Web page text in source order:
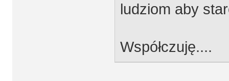
ludziom aby
Współczuję....